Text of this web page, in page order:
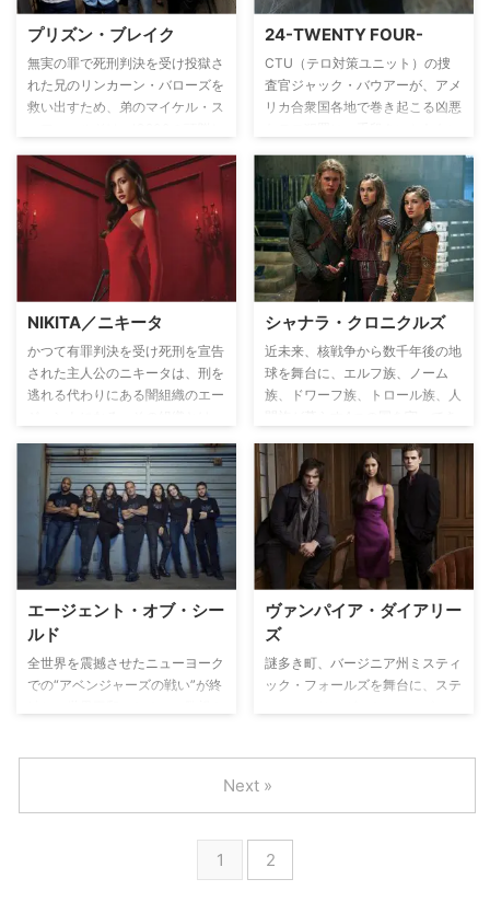
プリズン・ブレイク
無実の罪で死刑判決を受け投獄さ
れた兄のリンカーン・バローズを
救い出すため、弟のマイケル・ス
を組み込んだタトゥーを駆使し
て、単身、刑務所に乗り込み、一
世一代の脱獄計画を企てるが、そ
こにはアメリカ政府をも巻き込ん
だ強大な陰謀が隠されているのだ
った…。全世界熱狂の大ヒットタ
イムリミット・サスペンス。
24-TWENTY FOUR-
CTU（テロ対策ユニット）の捜
査官ジャック・バウアーが、アメ
リカ合衆国各地で巻き起こる凶悪
リカ政府に裏切られながらも、分
析官のクロエ・オブライエンや頼
れる捜査官のトニー・アルメイダ
ら個性豊かな面々と共に、立ち向
かっていく姿を8シーズンにわた
り映し出した、リアルタイム・サ
スペンス。
NIKITA／ニキータ
かつて有罪判決を受け死刑を宣告
された主人公のニキータは、刑を
逃れる代わりにある闇組織のエー
サイト＞が、国家のためという名
目で自分たちの陰謀を遂行させる
ために作った＜ディヴィジョン
＞。ニキータはディヴィジョンで
厳しい訓練を受け、一流の暗殺者
へと育て上げられた。しかし、た
った一人の愛する人を組織に奪わ
れたことで組織から抜け出すこと
を決意し、脱走。それから3年
後。再び組織の前に姿を現したニ
キータは、組織で身につけた術を
シャナラ・クロニクルズ
近未来、核戦争から数千年後の地
球を舞台に、エルフ族、ノーム
族、ドワーフ族、トロール族、人
枯れ始めたことで物語が幕を開け
る。この樹の葉は一枚一枚が魔物
を封印しており、すべて枯れ落ち
てしまうと世界は脅威にさらされ
てしまうのだった…。この樹を救
うために、冒険に出るエルフや魔
法使いなどの4人と魔物との死闘
を描く。
エージェント・オブ・シー
ルド
全世界を震撼させたニューヨーク
での“アベンジャーズの戦い”が終
結成させる。彼らの任務は宇宙か
らの脅威や超能力を秘めた超人か
ら、一般市民を守ること。捜査の
ため、日夜、全世界を飛び回る！
ヴァンパイア・ダイアリー
ズ
謎多き町、バージニア州ミスティ
ック・フォールズを舞台に、ステ
弟と17歳のエレナ・ギルバート
（ニーナ・ドブレフ）が織りなす
恋の三角関係を描き出した、ヴァ
ンパイア・ロマンス。心に大きな
傷を抱えた普通の女子高生エレナ
1 2
Next »